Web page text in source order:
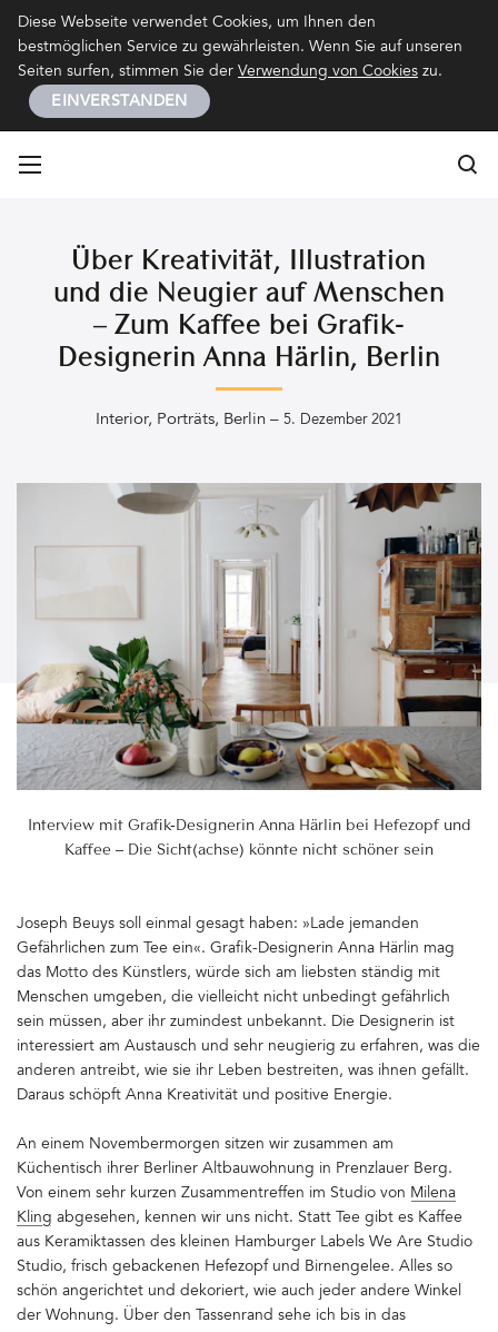
Diese Webseite verwendet Cookies, um Ihnen den
bestmöglichen Service zu gewährleisten. Wenn Sie auf unseren
Seiten surfen, stimmen Sie der Verwendung von Cookies zu.
EINVERSTANDEN
Über Kreativität, Illustration
und die Neugier auf Menschen
– Zum Kaffee bei Grafik-
Designerin Anna Härlin, Berlin
Interior, Porträts, Berlin – 5. Dezember 2021
Interview mit Grafik-Designerin Anna Härlin bei Hefezopf und
Kaffee – Die Sicht(achse) könnte nicht schöner sein
Joseph Beuys soll einmal gesagt haben: »Lade jemanden
Gefährlichen zum Tee ein«. Grafik-Designerin Anna Härlin mag
das Motto des Künstlers, würde sich am liebsten ständig mit
Menschen umgeben, die vielleicht nicht unbedingt gefährlich
sein müssen, aber ihr zumindest unbekannt. Die Designerin ist
interessiert am Austausch und sehr neugierig zu erfahren, was die
anderen antreibt, wie sie ihr Leben bestreiten, was ihnen gefällt.
Daraus schöpft Anna Kreativität und positive Energie.
An einem Novembermorgen sitzen wir zusammen am
Küchentisch ihrer Berliner Altbauwohnung in Prenzlauer Berg.
Von einem sehr kurzen Zusammentreffen im Studio von Milena
Kling abgesehen, kennen wir uns nicht. Statt Tee gibt es Kaffee
aus Keramiktassen des kleinen Hamburger Labels We Are Studio
Studio, frisch gebackenen Hefezopf und Birnengelee. Alles so
schön angerichtet und dekoriert, wie auch jeder andere Winkel
der Wohnung. Über den Tassenrand sehe ich bis in das